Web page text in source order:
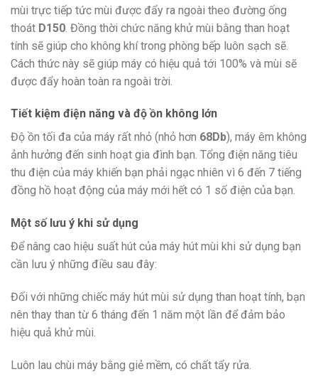
mùi trực tiếp tức mùi được đẩy ra ngoài theo đường ống
thoát D150 . Đồng thời chức năng khử mùi bằng than hoạt
tính sẽ giúp cho không khí trong phòng bếp luôn sạch sẽ.
Cách thức này sẽ giúp máy có hiệu quả tới 100% và mùi sẽ
được đẩy hoàn toàn ra ngoài trời.
Tiết kiệm điện năng và độ ồn không lớn
Độ ồn tối đa của máy rất nhỏ (nhỏ hơn 68Db), máy êm không
ảnh hưởng đến sinh hoạt gia đình bạn. Tổng điện năng tiêu
thu điện của máy khiến bạn phải ngạc nhiên vì 6 đến 7 tiếng
đồng hồ hoạt động của máy mới hết có 1 số điện của bạn.
Một số lưu ý khi sử dụng
Để nâng cao hiệu suất hút của máy hút mùi khi sử dụng bạn
cần lưu ý những điều sau đây:
Đối với những chiếc máy hút mùi sử dụng than hoạt tính, bạn
nên thay than từ 6 tháng đến 1 năm một lần để đảm bảo
hiệu quả khử mùi.
Luôn lau chùi máy bằng giẻ mềm, có chất tẩy rửa.